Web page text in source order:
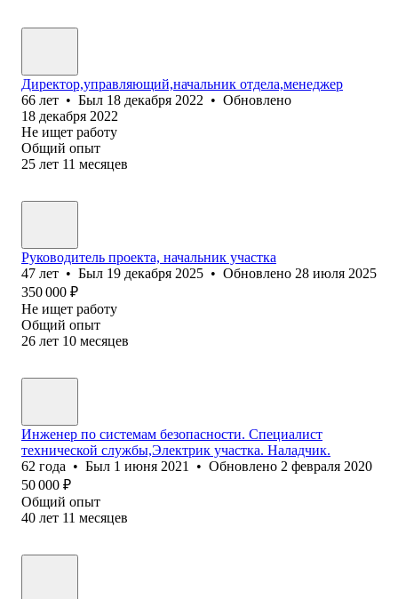
Директор,управляющий,начальник отдела,менеджер
66 лет • Был 18 декабря 2022 • Обновлено
18 декабря 2022
Не ищет работу
Общий опыт
25 лет 11 месяцев
Руководитель проекта, начальник участка
47 лет • Был 19 декабря 2025 • Обновлено 28 июля 2025
350 000 ₽
Не ищет работу
Общий опыт
26 лет 10 месяцев
Инженер по системам безопасности. Специалист
технической службы,Электрик участка. Наладчик.
62 года • Был 1 июня 2021 • Обновлено 2 февраля 2020
50 000 ₽
Общий опыт
40 лет 11 месяцев